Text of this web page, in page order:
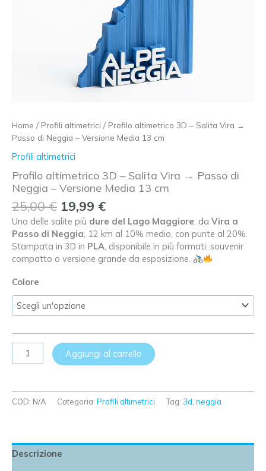
Home / Profili altimetrici / Profilo altimetrico 3D – Salita Vira →
Passo di Neggia – Versione Media 13 cm
Profili altimetrici
Profilo altimetrico 3D – Salita Vira → Passo di
Neggia – Versione Media 13 cm
25,00€ Il
prezzo
originale
era:
25,00 €.
19,99 €Il
prezzo
attuale
è:
19,99 €.
Una delle salite più dure del Lago Maggiore: da Vira a
Passo di Neggia, 12 km al 10% medio, con punte al 20%.
Stampata in 3D in PLA, disponibile in più formati: souvenir
compatto o versione grande da esposizione.
Colore
Profilo
altimetrico
Salita
di
Neggia
Aggiungi al carrello
COD: N/A Categoria: Profili altimetrici Tag: 3d, neggia
Descrizione